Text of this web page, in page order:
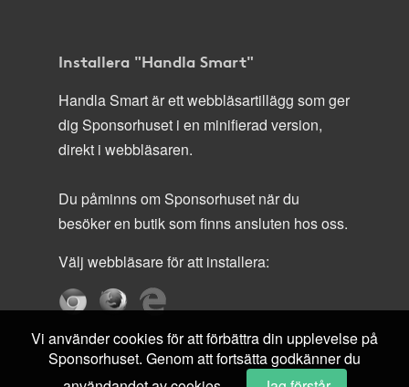
Installera "Handla Smart"
Handla Smart är ett webbläsartillägg som ger
dig Sponsorhuset i en minifierad version,
direkt i webbläsaren.
Du påminns om Sponsorhuset när du
besöker en butik som finns ansluten hos oss.
Välj webbläsare för att installera:
Vi använder cookies för att förbättra din upplevelse på
Sponsorhuset. Genom att fortsätta godkänner du